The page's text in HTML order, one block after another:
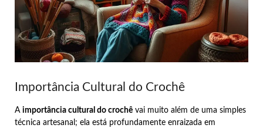
Importância Cultural do Crochê
A importância cultural do crochê vai muito além de uma simples
técnica artesanal; ela está profundamente enraizada em